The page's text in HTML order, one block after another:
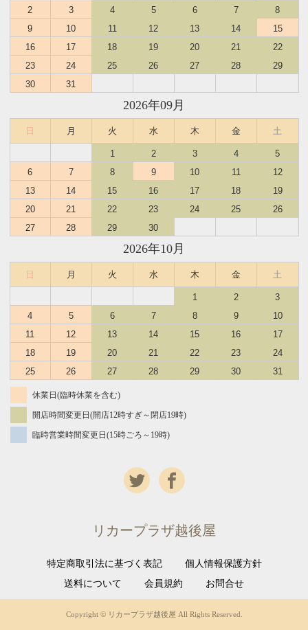
2
3 4 5 6 7
8
9
10 11 12 13 14
15
16
17 18 19 20 21
22
23
24 25 26 27 28
29
30
31
2026年09月
日 月 火 水 木 金 土
1 2 3 4
5
6
7 8 9 10 11
12
13
14 15 16 17 18
19
20
21 22 23 24 25
26
27
28 29 30
2026年10月
日 月 火 水 木 金 土
1 2
3
4
5 6 7 8 9
10
11
12 13 14 15 16
17
18
19 20 21 22 23
24
25
26 27 28 29 30 31
休業日(臨時休業を含む)
開店時間変更日(開店12時すぎ～閉店19時)
臨時営業時間変更日(15時ごろ～19時)
リカープラザ越後屋
特定商取引法に基づく表記
個人情報保護方針
送料について
会員規約 お問合せ
Copyright © リカープラザ越後屋 All Rights Reserved.